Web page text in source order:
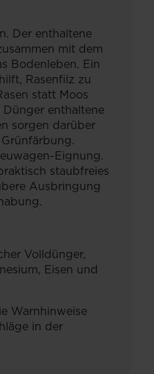
Der enthaltene
mit dem
Bodenleben. Ein
Rasenfilz zu
statt Moos
enthaltene
sorgen darüber
Eignung.
staubfreies
Ausbringung
Volldünger,
Eisen und
Warnhinweise
in der